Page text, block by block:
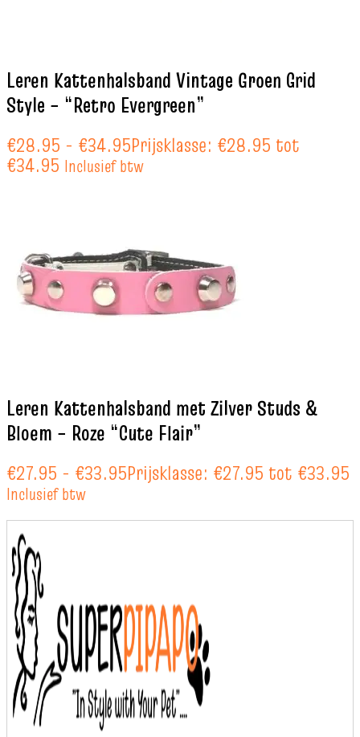
Leren Kattenhalsband Vintage Groen Grid
Style – “Retro Evergreen”
€28.95 - €34.95Prijsklasse: €28.95 tot
€34.95 Inclusief btw
Leren Kattenhalsband met Zilver Studs &
Bloem – Roze “Cute Flair”
€27.95 - €33.95Prijsklasse: €27.95 tot €33.95
Inclusief btw